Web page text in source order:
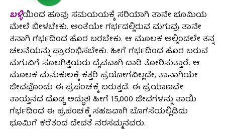
ಬಳ್ಳಿಯಿಂದ ಹೂವು ಸಮಯಯಕ್ಕೆ ಸರಿಯಾಗಿ ತಾನೇ ಭೂಮಿಯ
ಮೇಲೆ ಬೀಳಬೇಕು. ಅಂತೆಯೇ ಗರ್ಭದಲ್ಲಿರುವ ಮಗುವು ತಾನೇ
ತನಾಗಿ ಗರ್ಭದಿಂದ ಹೊರ ಬರಬೇಕು. ಆ ಮೂಲಕ ಅಲ್ಲಿಂದಲೇ ತನ್ನ
ಚಲನೆಯನ್ನು ಪ್ರಾರಂಭಿಸಬೇಕು. ಹೀಗೆ ಗರ್ಭದಿಂದ ಹೊರ ಬರುವ
ಮಗುವಿಗೆ ಸೂಲಗಿತ್ತಿಯರು ದೈವವಾಗಿ ದಾರಿ ತೋರಿಸುತ್ತಾರೆ. ಆ
ಮೂಲಕ ಮನುಕುಲಕ್ಕೆ ಕತ್ತರಿ ಪ್ರಯೋಗವಿಲ್ಲದೇ, ತಾನಾಗಿಯೇ
ಜೀವವೊಂದು ಈ ಪ್ರಪಂಚಕ್ಕೆ ಬರುತ್ತದೆ. ಈ ಪ್ರಯಾಣವೇ
ತಾಯ್ತನದ ದೊಡ್ಡ ಅದ್ಭುತ! ಹೀಗೆ 15,000 ಜೀವಗಳನ್ನು ತಾಯಿ
ಗರ್ಭದಿಂದ ಈ ಪ್ರಪಂಚಕ್ಕೆ ಸಹಜವಾಗಿ ಬೊಗಸೆಯಲ್ಲಿಡಿದು
ಭೂಮಿಗೆ ಕರೆತಂದ ದೇವತೆ ನರಸಮ್ಮನವರು.